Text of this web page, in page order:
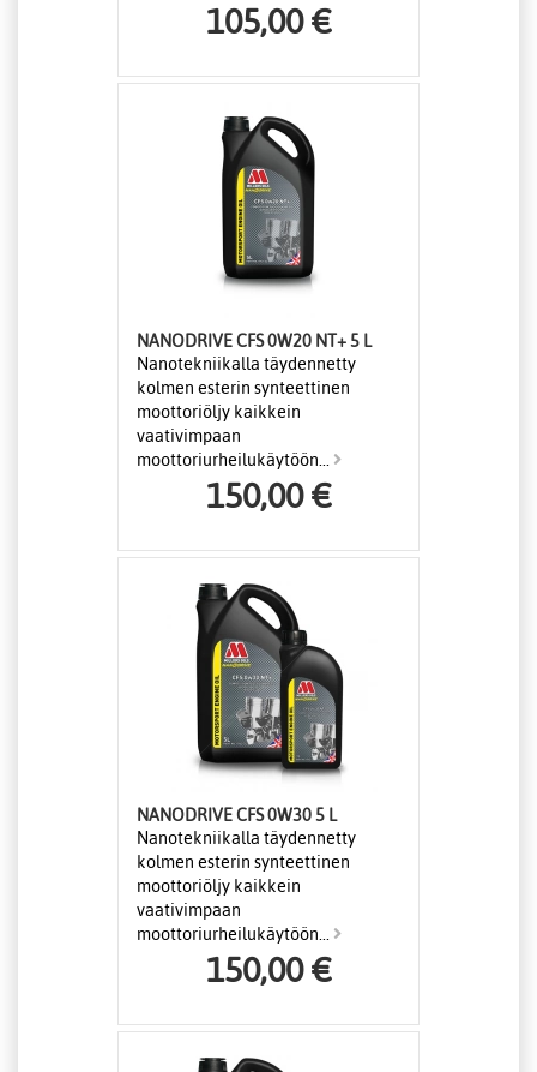
105,00 €
NANODRIVE CFS 0W20 NT+ 5 L
Nanotekniikalla täydennetty
kolmen esterin synteettinen
moottoriöljy kaikkein
vaativimpaan
moottoriurheilukäytöön...
150,00 €
NANODRIVE CFS 0W30 5 L
Nanotekniikalla täydennetty
kolmen esterin synteettinen
moottoriöljy kaikkein
vaativimpaan
moottoriurheilukäytöön...
150,00 €